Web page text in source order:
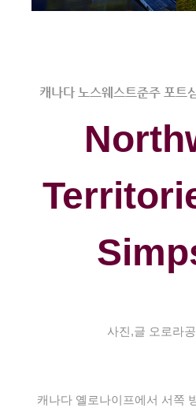
캐나다 노스웨스트준주 포트
사진,글 오로라
캐나다 옐로나이프에서 서쪽